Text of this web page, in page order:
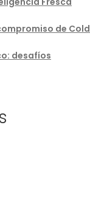
de Cold
desafíos